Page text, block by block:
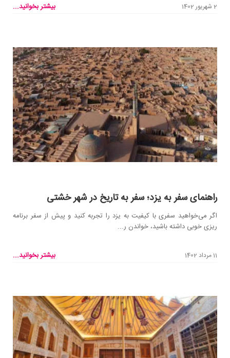
2 شهریور 1402 بیشتر بخوانید...
راهنمای سفر به یزد؛ سفر به تاریخ در شهر خشتی
اگر می‌خواهید سفری با کیفیت به یزد را تجربه کنید و پیش از سفر برنامه
ریزی خوبی داشته باشید، خواندن ر...
11 مرداد 1402 بیشتر بخوانید...